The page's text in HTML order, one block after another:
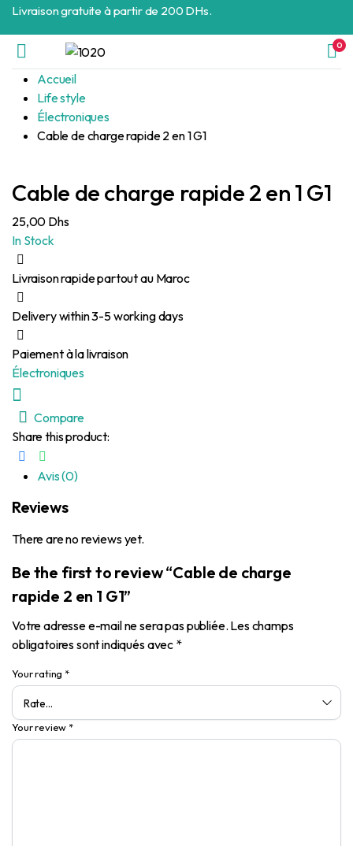
Livraison gratuite à partir de 200 DHs.
0
Accueil
Life style
Électroniques
Cable de charge rapide 2 en 1 G1
Cable de charge rapide 2 en 1 G1
25,00 Dhs
In Stock
Livraison rapide partout au Maroc
Delivery within 3-5 working days
Paiement à la livraison
Électroniques
Compare
Share this product:
Avis (0)
Reviews
There are no reviews yet.
Be the first to review “Cable de charge
rapide 2 en 1 G1”
Votre adresse e-mail ne sera pas publiée. Les champs
obligatoires sont indiqués avec *
Your rating *
Your review *